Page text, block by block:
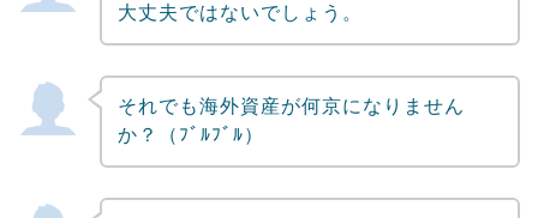
大丈夫ではないでしょう。
それでも海外資産が何京になりません
か？（ﾌﾞﾙﾌﾞﾙ）